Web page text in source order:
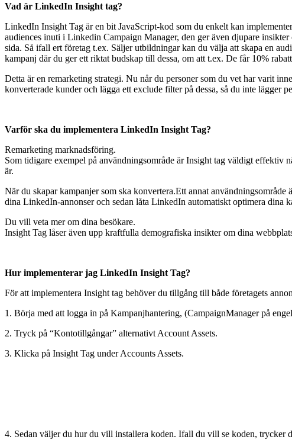
Vad är LinkedIn Insight tag?
LinkedIn Insight Tag är en bit JavaScript-kod som du enkelt kan
audiences inuti i Linkedin Campaign Manager, den ger även djupare
sida. Så ifall ert företag t.ex. Säljer utbildningar kan du välja att skapa en
kampanj där du ger ett riktat budskap till dessa, om att t.ex. De får 10%
Detta är en remarketing strategi. Nu når du personer som du vet har varit
konverterade kunder och lägga ett exclude filter på dessa, så du inte lägger
Varför ska du implementera LinkedIn Insight Tag?
Remarketing marknadsföring.
Som tidigare exempel på användningsområde är Insight tag väldigt
är.
När du skapar kampanjer som ska konvertera.Ett annat
dina LinkedIn-annonser och sedan låta LinkedIn automatiskt optimera dina
Du vill veta mer om dina besökare.
Insight Tag låser även upp kraftfulla demografiska insikter om dina
Hur implementerar jag LinkedIn Insight Tag?
För att implementera Insight tag behöver du tillgång till både företagets
1. Börja med att logga in på Kampanjhantering, (CampaignManager på
2. Tryck på “Kontotillgångar” alternativt Account Assets.
3. Klicka på Insight Tag under Accounts Assets.
4. Sedan väljer du hur du vill installera koden. Ifall du vill se koden, trycker